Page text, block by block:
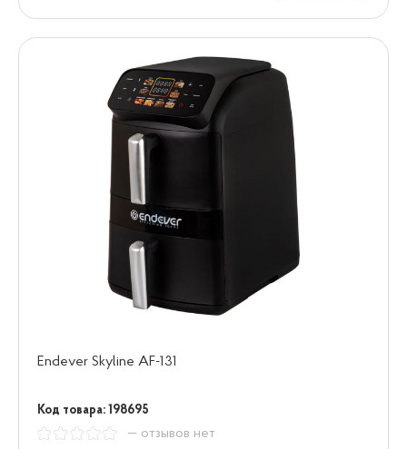
Endever Skyline AF-131
Код товара: 198695
— отзывов нет